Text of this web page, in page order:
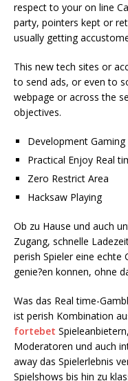
respect to your on line
party, pointers kept or
usually getting
This new tech sites or
to send ads, or even to
webpage or across the
objectives.
Development Gaming
Practical Enjoy Real
Zero Restrict Area
Hacksaw Playing
Ob zu Hause und auch
Zugang, schnelle
perish Spieler eine echte
genie?en konnen, ohne
Was das Real time-
ist perish Kombination
fortebet
Moderatoren und auch
away das Spielerlebnis
Spielshows bis hin zu